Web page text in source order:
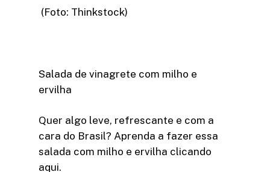
(Foto: Thinkstock)
Salada de vinagrete com milho e
ervilha
Quer algo leve, refrescante e com a
cara do Brasil? Aprenda a fazer essa
salada com milho e ervilha clicando
aqui.